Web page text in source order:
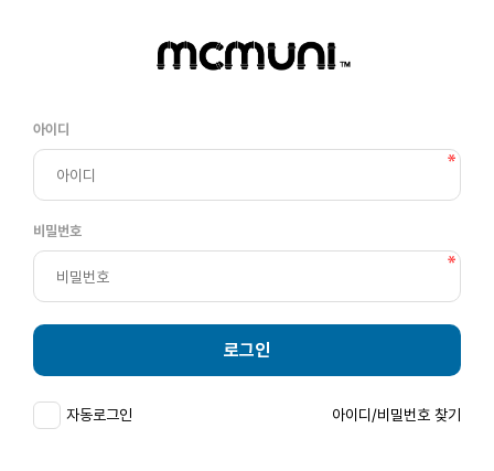
아이디
비밀번호
로그인
자동로그인 아이디/비밀번호 찾기